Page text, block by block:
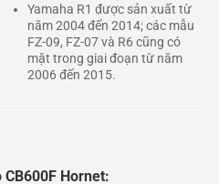
Yamaha R1 được sản xuất từ
năm 2004 đến 2014; các mẫu
FZ-09, FZ-07 và R6 cũng có
mặt trong giai đoạn từ năm
2006 đến 2015.
CB600F Hornet: